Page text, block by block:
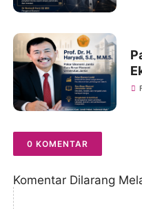
0 KOMENTAR
Komentar Dilarang